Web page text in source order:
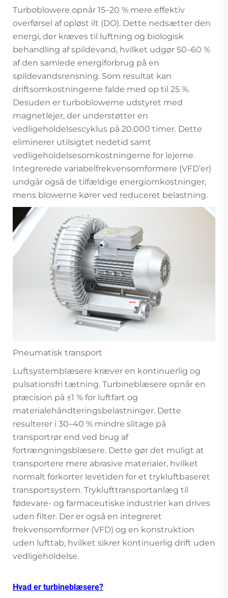
Turboblowere opnår 15–20 % mere effektiv
overførsel af opløst ilt (DO). Dette nedsætter den
energi, der kræves til luftning og biologisk
behandling af spildevand, hvilket udgør 50–60 %
af den samlede energiforbrug på en
spildevandsrensning. Som resultat kan
driftsomkostningerne falde med op til 25 %.
Desuden er turboblowerne udstyret med
magnetlejer, der understøtter en
vedligeholdelsescyklus på 20.000 timer. Dette
eliminerer utilsigtet nedetid samt
vedligeholdelsesomkostningerne for lejerne.
Integrerede variabelfrekvensomformere (VFD’er)
undgår også de tilfældige energiomkostninger,
mens blowerne kører ved reduceret belastning.
Pneumatisk transport
Luftsystemblæsere kræver en kontinuerlig og
pulsationsfri tætning. Turbineblæsere opnår en
præcision på ±1 % for luftfart og
materialehåndteringsbelastninger. Dette
resulterer i 30–40 % mindre slitage på
transportrør end ved brug af
fortrængningsblæsere. Dette gør det muligt at
transportere mere abrasive materialer, hvilket
normalt forkorter levetiden for et trykluftbaseret
transportsystem. Tryklufttransportanlæg til
fødevare- og farmaceutiske industrier kan drives
uden filter. Der er også en integreret
frekvensomformer (VFD) og en konstruktion
uden lufttab, hvilket sikrer kontinuerlig drift uden
vedligeholdelse.
Hvad er turbineblæsere?